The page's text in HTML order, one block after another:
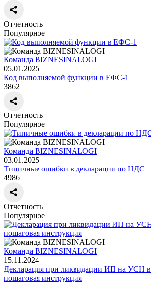
Отчетность
Популярное
Команда BIZNESINALOGI
05.01.2025
Код выполняемой функции в ЕФС-1
3862
Отчетность
Популярное
Команда BIZNESINALOGI
03.01.2025
Типичные ошибки в декларации по НДС
4986
Отчетность
Популярное
Команда BIZNESINALOGI
15.11.2024
Декларация при ликвидации ИП на УСН в
пошаговая инструкция